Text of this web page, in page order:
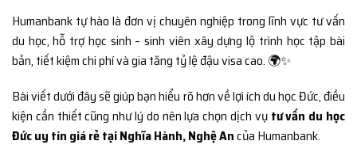
Humanbank tự hào là đơn vị chuyên nghiệp trong lĩnh vực tư vấn
du học, hỗ trợ học sinh – sinh viên xây dựng lộ trình học tập bài
bản, tiết kiệm chi phí và gia tăng tỷ lệ đậu visa cao. 🌍✨
Bài viết dưới đây sẽ giúp bạn hiểu rõ hơn về lợi ích du học Đức, điều
kiện cần thiết cũng như lý do nên lựa chọn dịch vụ tư vấn du học
Đức uy tín giá rẻ tại Nghĩa Hành, Nghệ Ancủa Humanbank.